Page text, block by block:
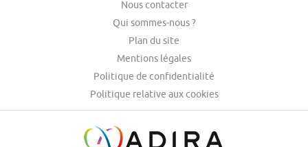
Nous contacter
Qui sommes-nous ?
Plan du site
Mentions légales
Politique de confidentialité
Politique relative aux cookies